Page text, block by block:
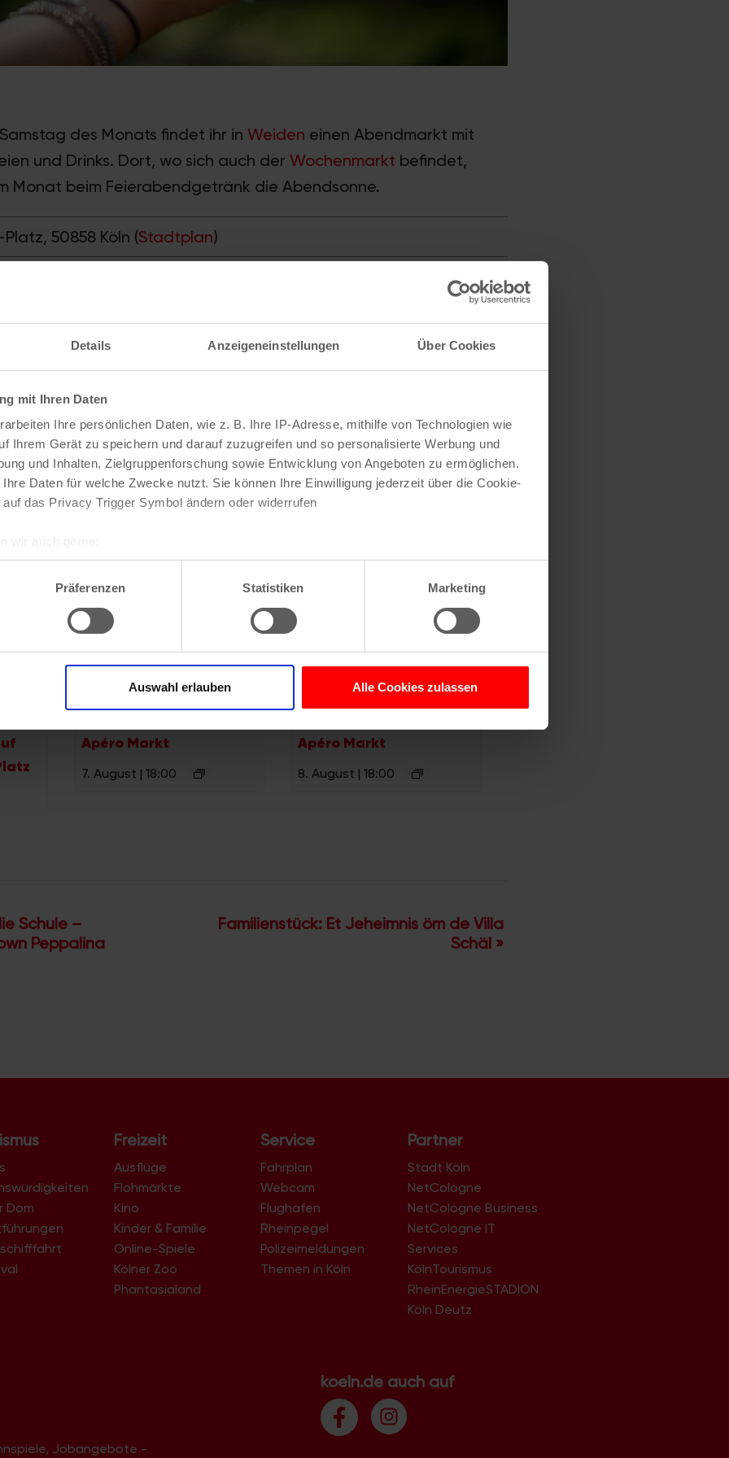
Details Anzeigeneinstellungen Über Cookies
mit Ihren Daten
Ihre persönlichen Daten, wie z. B. Ihre IP-Adresse, mithilfe von Technologien wie
Ihrem Gerät zu speichern und darauf zuzugreifen und so personalisierte Werbung und
und Inhalten, Zielgruppenforschung sowie Entwicklung von Angeboten zu ermöglichen.
Daten für welche Zwecke nutzt. Sie können Ihre Einwilligung jederzeit über die Cookie-
das Privacy Trigger Symbol ändern oder widerrufen
geografische Lage erfassen, welche bis auf einige Meter genau sein können
Scannen nach bestimmten Merkmalen (Fingerprinting) identifizieren
Ihre persönlichen Daten verarbeitet werden, und legen Sie Ihre Präferenzen imAbschnitt
und Anzeigen zu personalisieren, Funktionen für soziale Medien anbieten zu können
zu analysieren. Außerdem geben wir Informationen zu Ihrer Verwendung unserer
soziale Medien, Werbung und Analysen weiter. Unsere Partner führen diese Informationen
Präferenzen Statistiken Marketing
Auswahl erlauben Alle Cookies zulassen
des Monats findet ihr in Weiden einen Abendmarkt mit
und Drinks. Dort, wo sich auch der Wochenmarkt befindet,
Monat beim Feierabendgetränk die Abendsonne.
50858 Köln (Stadtplan)
und Abendmarkt in Weiden
Apéro Markt
7. August | 18:00
Apéro Markt
8. August | 18:00
Schule –
Peppalina
Familienstück: Et Jeheimnis öm de Villa
Schäl »
Dom
Freizeit
Ausflüge
Flohmärkte
Kino
Kinder & Familie
Online-Spiele
Kölner Zoo
Phantasialand
Service
Fahrplan
Webcam
Flughafen
Rheinpegel
Polizeimeldungen
Themen in Köln
Partner
Stadt Köln
NetCologne
NetCologne Business
NetCologne IT
Services
KölnTourismus
RheinEnergieSTADION
Köln Deutz
Jobangebote -
koeln.de auch auf